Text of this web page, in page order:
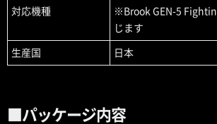
対応機種
※Brook GEN-5
じます
生産国 日本
■パッケージ内容